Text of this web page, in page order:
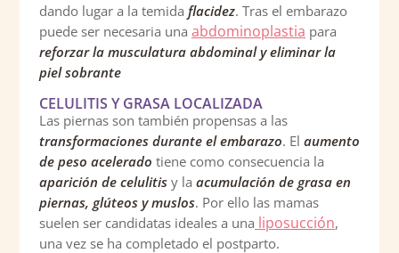
dando lugar a la temida flacidez. Tras el embarazo
puede ser necesaria una abdominoplastia para
reforzar la musculatura abdominal y eliminar la
piel sobrante
CELULITIS Y GRASA LOCALIZADA
Las piernas son también propensas a las
transformaciones durante el embarazo. El aumento
de peso acelerado tiene como consecuencia la
aparición de celulitis y la acumulación de grasa en
piernas, glúteos y muslos. Por ello las mamas
suelen ser candidatas ideales a una liposucción,
una vez se ha completado el postparto.